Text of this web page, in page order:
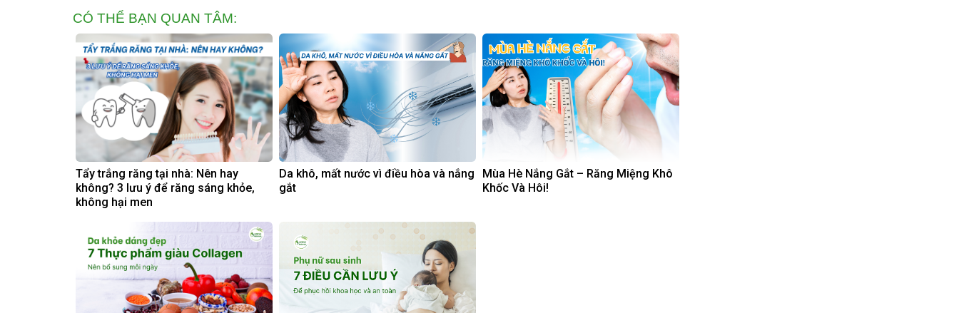
CÓ THỂ BẠN QUAN TÂM:
Tẩy trắng răng tại nhà: Nên hay
không? 3 lưu ý để răng sáng khỏe,
không hại men
Da khô, mất nước vì điều hòa và nắng
gắt
Mùa Hè Nắng Gắt – Răng Miệng Khô
Khốc Và Hôi!